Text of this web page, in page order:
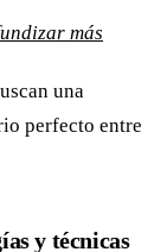
más
una
perfecto entre
y técnicas